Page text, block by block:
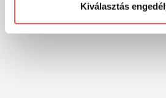
Kiválasztás